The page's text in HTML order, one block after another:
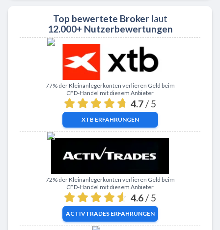
Top bewertete Brokerlaut
12.000+ Nutzerbewertungen
Zu XTB
77% der Kleinanlegerkonten verlieren Geld beim
CFD-Handel mit diesem Anbieter
4.7 / 5
XTB ERFAHRUNGEN
Zu ActivTrades
72% der Kleinanlegerkonten verlieren Geld beim
CFD-Handel mit diesem Anbieter
4.6 / 5
ACTIVTRADESERFAHRUNGEN